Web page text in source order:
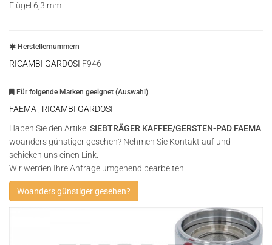
Flügel 6,3 mm
Herstellernummern
RICAMBI GARDOSI F946
Für folgende Marken geeignet (Auswahl)
FAEMA
RICAMBI GARDOSI
Haben Sie den Artikel SIEBTRÄGER KAFFEE/GERSTEN-PAD FAEMA
woanders günstiger gesehen? Nehmen Sie Kontakt auf und
schicken uns einen Link.
Wir werden Ihre Anfrage umgehend bearbeiten.
Woanders günstiger gesehen?